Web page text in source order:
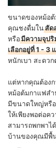
ขนาดของหม้อต้
คุณชงดื่มในสัด
หรือมีความจุปริ
เลือกอยู่ที่ 1 - 3
หนักเบา สะดว
แต่หากคุณต้องก
หม้อต้มกาแฟสำ
มีขนาดใหญ่หรือ
ให้เพียงพอต่อค
สามารถพกพาไ
บ้านของคุณมีพื้